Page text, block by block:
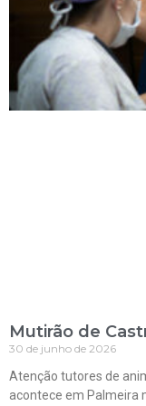
Mutirão de
30 de junho de 2026
Atenção tutores de
acontece em Palmeira